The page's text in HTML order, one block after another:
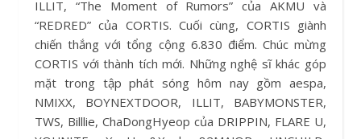
ILLIT, “The Moment of Rumors” của AKMU và
“REDRED” của CORTIS. Cuối cùng, CORTIS giành
chiến thắng với tổng cộng 6.830 điểm. Chúc mừng
CORTIS với thành tích mới. Những nghệ sĩ khác góp
mặt trong tập phát sóng hôm nay gồm aespa,
NMIXX, BOYNEXTDOOR, ILLIT, BABYMONSTER,
TWS, Billlie, ChaDongHyeop của DRIPPIN, FLARE U,